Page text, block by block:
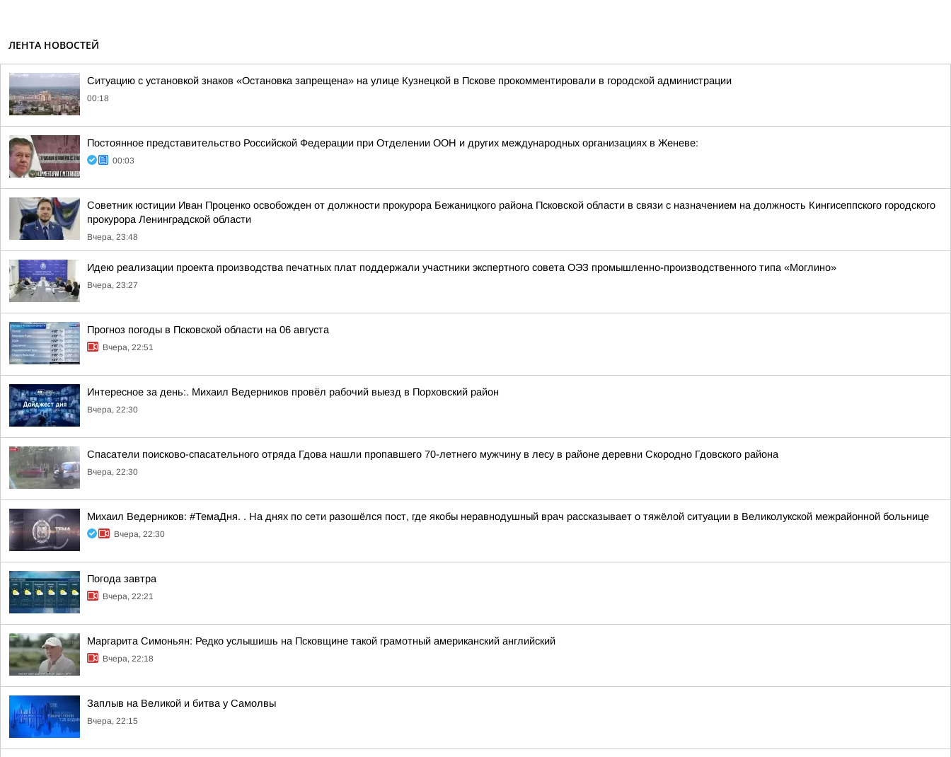
ЛЕНТА НОВОСТЕЙ
Ситуацию с установкой знаков «Остановка запрещена» на улице Кузнецкой в Пскове прокомментировали в городской администрации
00:18
Постоянное представительство Российской Федерации при Отделении ООН и других международных организациях в Женеве:
00:03
Советник юстиции Иван Проценко освобожден от должности прокурора Бежаницкого района Псковской области в связи с назначением на должность Кингисеппского городского
прокурора Ленинградской области
Вчера, 23:48
Идею реализации проекта производства печатных плат поддержали участники экспертного совета ОЭЗ промышленно-производственного типа «Моглино»
Вчера, 23:27
Прогноз погоды в Псковской области на 06 августа
Вчера, 22:51
Интересное за день:. Михаил Ведерников провёл рабочий выезд в Порховский район
Вчера, 22:30
Спасатели поисково-спасательного отряда Гдова нашли пропавшего 70-летнего мужчину в лесу в районе деревни Скородно Гдовского района
Вчера, 22:30
Михаил Ведерников: #ТемаДня. . На днях по сети разошёлся пост, где якобы неравнодушный врач рассказывает о тяжёлой ситуации в Великолукской межрайонной больнице
Вчера, 22:30
Погода завтра
Вчера, 22:21
Маргарита Симоньян: Редко услышишь на Псковщине такой грамотный американский английский
Вчера, 22:18
Заплыв на Великой и битва у Самолвы
Вчера, 22:15